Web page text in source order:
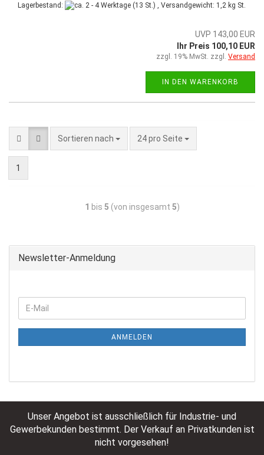
Lagerbestand:
(13 St.) , Versandgewicht: 1,2 kg St.
UVP 143,00 EUR
Ihr Preis 100,10 EUR
zzgl. 19% MwSt. zzgl. Versand
IN DEN WARENKORB
Sortieren nach 24 pro Seite
1
1 bis 5 (von insgesamt 5)
Newsletter-Anmeldung
ANMELDEN
Unser Angebot ist ausschließlich für Industrie- und
Gewerbekunden bestimmt. Der Verkauf an Privatkunden ist
nicht vorgesehen!